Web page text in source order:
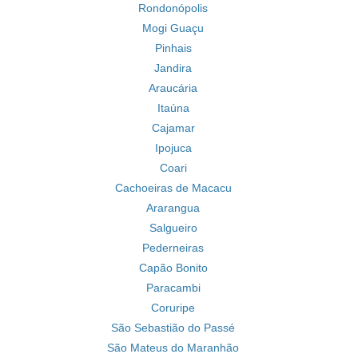
Rondonópolis
Mogi Guaçu
Pinhais
Jandira
Araucária
Itaúna
Cajamar
Ipojuca
Coari
Cachoeiras de Macacu
Ararangua
Salgueiro
Pederneiras
Capão Bonito
Paracambi
Coruripe
São Sebastião do Passé
São Mateus do Maranhão